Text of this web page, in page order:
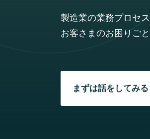
製造業の業務プロセ
お客さまのお困りご
まずは話をしてみる